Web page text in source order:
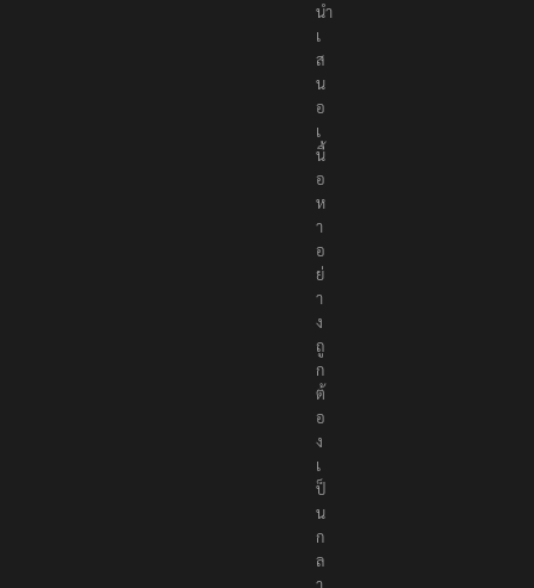
นำ
เ
ส
น
อ
เ
นื้
อ
ห
า
อ
ย่
า
ง
ถู
ก
ต้
อ
ง
เ
ป็
น
ก
ล